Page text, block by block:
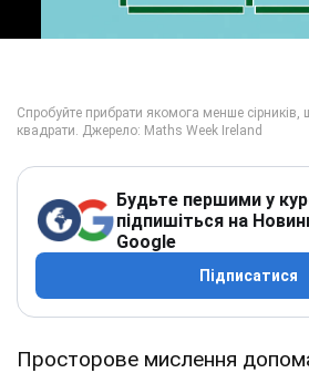
Будьте першими у
підпишіться на
Google
Підписатися
Просторове мислення